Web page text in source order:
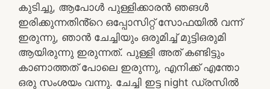
കുടിച്ചു, ആപോൾ പുള്ളിക്കാരൻ ഞങൾ
ഇരിക്കുന്നതിൻ്റെ ഒപ്പോസിറ്റ് സോഫയിൽ വന്ന്
ഇരുന്നു, ഞാൻ ചേച്ചിയും ഒരുമിച്ച് മുട്ടിഒരുമി
ആയിരുന്നു ഇരുന്നത്. പുള്ളി അത് കണ്ടിട്ടും
കാണാത്തത് പോലെ ഇരുന്നു, എനിക്ക് എന്തോ
ഒരു സംശയം വന്നു. ചേച്ചി ഇട്ട night ഡ്രസിൽ